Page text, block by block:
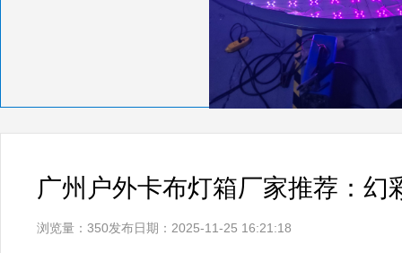
广州户外卡布灯箱厂家推荐：幻
浏览量：350发布日期：2025-11-25 16:21:18